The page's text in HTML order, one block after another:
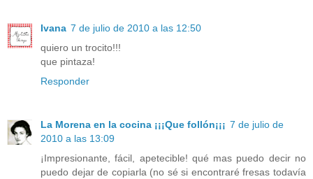
Ivana 7 de julio de 2010 a las 12:50
quiero un trocito!!!
que pintaza!
Responder
La Morena en la cocina ¡¡¡Que follón¡¡¡ 7 de julio de
2010 a las 13:09
¡Impresionante, fácil, apetecible! qué mas puedo decir no
puedo dejar de copiarla (no sé si encontraré fresas todavía